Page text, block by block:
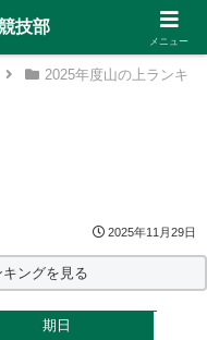
2025年度山の上ランキ
2025年11月29日
ングを見る
期日
技部
メニュー